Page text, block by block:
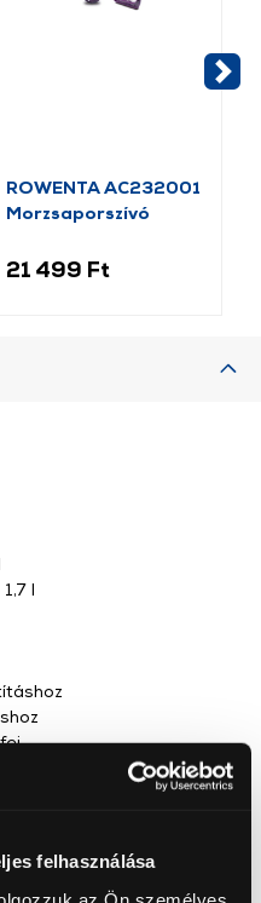
felhasználása
ROWENTA AC232001
Morzsaporszívó
21 499 Ft
l